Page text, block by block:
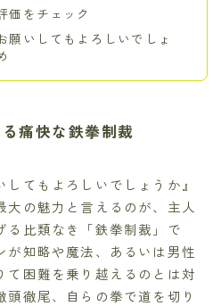
価をチェック
願いしてもよろしいでしょ
痛快な鉄拳制裁
してもよろしいでしょうか』
大の魅力と言えるのが、主人
る比類なき「鉄拳制裁」で
が知略や魔法、あるいは男性
て困難を乗り越えるのとは対
徹尾、自らの拳で道を切り